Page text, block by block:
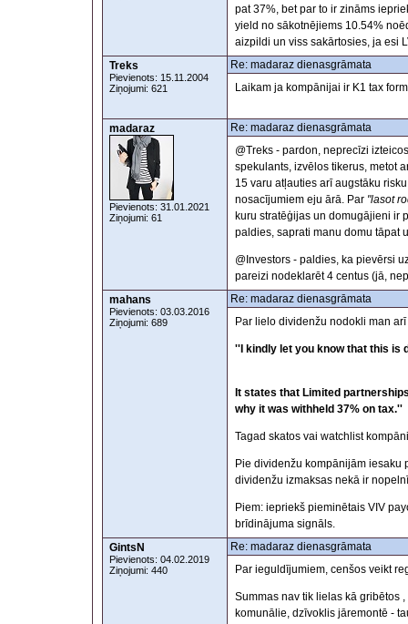
pat 37%, bet par to ir zināms
yield no sākotnējiems 10.54%
aizpildi un viss sakārtosies, ja esi
Treks
Pievienots: 15.11.2004
Ziņojumi: 621
Re: madaraz dienasgrāmata
Laikam ja kompānijai ir K1 tax
madaraz
Pievienots: 31.01.2021
Ziņojumi: 61
Re: madaraz dienasgrāmata
@Treks - pardon, neprecīzi
spekulants, izvēlos tikerus, metot
15 varu atļauties arī augstāku
nosacījumiem eju ārā. Par "lasot
kuru stratēģijas un domugājieni ir
paldies, saprati manu domu tāpat
@Investors - paldies, ka pievērsi
pareizi nodeklarēt 4 centus (jā,
mahans
Pievienots: 03.03.2016
Ziņojumi: 689
Re: madaraz dienasgrāmata
Par lielo dividenžu nodokli man
''I kindly let you know that this is
It states that Limited
why it was withheld 37% on tax.''
Tagad skatos vai watchlist
Pie dividenžu kompānijām iesaku
dividenžu izmaksas nekā ir
Piem: iepriekš pieminētais VIV
brīdinājuma signāls.
GintsN
Pievienots: 04.02.2019
Ziņojumi: 440
Re: madaraz dienasgrāmata
Par ieguldījumiem, cenšos veikt
Summas nav tik lielas kā gribētos
komunālie, dzīvoklis jāremontē -